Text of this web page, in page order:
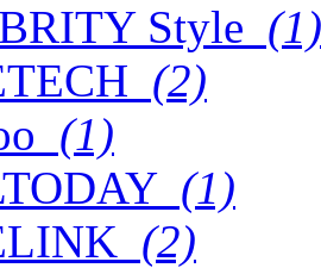
Style (1)
(2)
(1)
(1)
(2)